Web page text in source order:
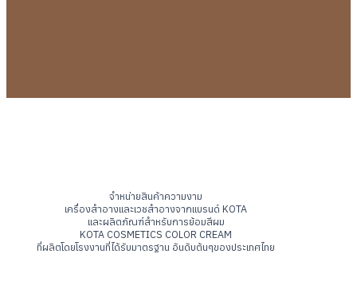
จำหน่ายสินค้าความงาม
เครื่องสำอางและเวชสำอางจากแบรนด์ KOTA
และผลิตภัณฑ์สำหรับการย้อมสีผม
KOTA COSMETICS COLOR CREAM
ที่ผลิตโดยโรงงานที่ได้รับมาตรฐาน อันดับต้นๆของประเทศไทย